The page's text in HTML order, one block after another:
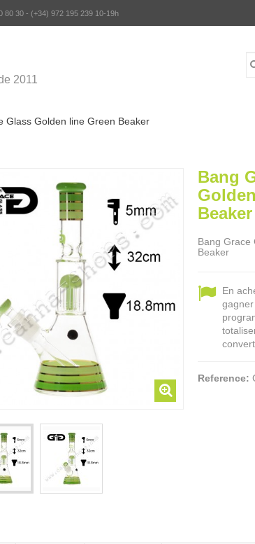
80 30 - (+34) 972 195 239 10-19h
2011
Glass Golden line Green Beaker
Bang
Beaker
Bang Grace
Beaker
En
Reference: